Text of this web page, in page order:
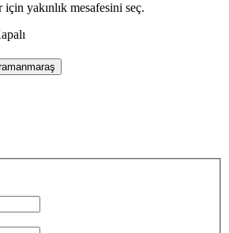
yakınlık mesafesini seç.